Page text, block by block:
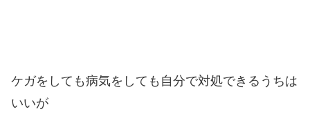
ケガをしても病気をしても自分で対処できるうちは
いいが